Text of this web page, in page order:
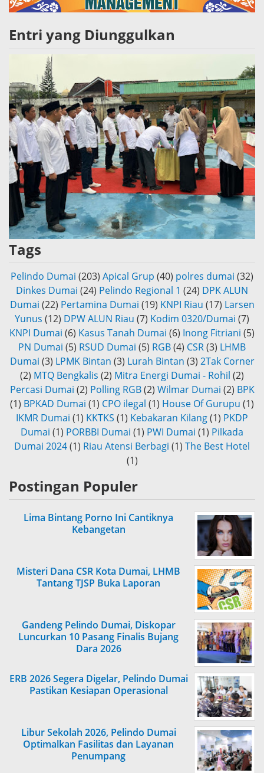
Entri yang Diunggulkan
Tags
Pelindo Dumai (203) Apical Grup (40) polres dumai (32)
Dinkes Dumai (24) Pelindo Regional 1 (24) DPK ALUN
Dumai (22) Pertamina Dumai (19) KNPI Riau (17) Larsen
Yunus (12) DPW ALUN Riau (7) Kodim 0320/Dumai (7)
KNPI Dumai (6) Kasus Tanah Dumai (6) Inong Fitriani (5)
PN Dumai (5) RSUD Dumai (5) RGB(4) CSR(3) LHMB
Dumai (3) LPMK Bintan (3) Lurah Bintan (3) 2Tak Corner
(2) MTQ Bengkalis (2) Mitra Energi Dumai - Rohil (2)
Percasi Dumai (2) Polling RGB (2) Wilmar Dumai (2) BPK
(1) BPKAD Dumai (1) CPO ilegal (1) House Of Gurupu (1)
IKMR Dumai (1) KKTKS (1) Kebakaran Kilang(1) PKDP
Dumai (1) PORBBI Dumai (1) PWI Dumai (1) Pilkada
Dumai 2024(1) Riau Atensi Berbagi (1) The Best Hotel
(1)
Postingan Populer
Lima Bintang Porno Ini Cantiknya
Kebangetan
Misteri Dana CSR Kota Dumai, LHMB
Tantang TJSP Buka Laporan
Gandeng Pelindo Dumai, Diskopar
Luncurkan 10 Pasang Finalis Bujang
Dara 2026
ERB 2026 Segera Digelar, Pelindo Dumai
Pastikan Kesiapan Operasional
Libur Sekolah 2026, Pelindo Dumai
Optimalkan Fasilitas dan Layanan
Penumpang